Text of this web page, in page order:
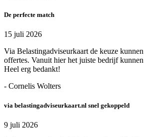
De perfecte match
15 juli 2026
Via Belastingadviseurkaart de keuze
offertes. Vanuit hier het juiste bedrijf
Heel erg bedankt!
- Cornelis Wolters
via belastingadviseurkaart.nl snel gekoppeld
9 juli 2026